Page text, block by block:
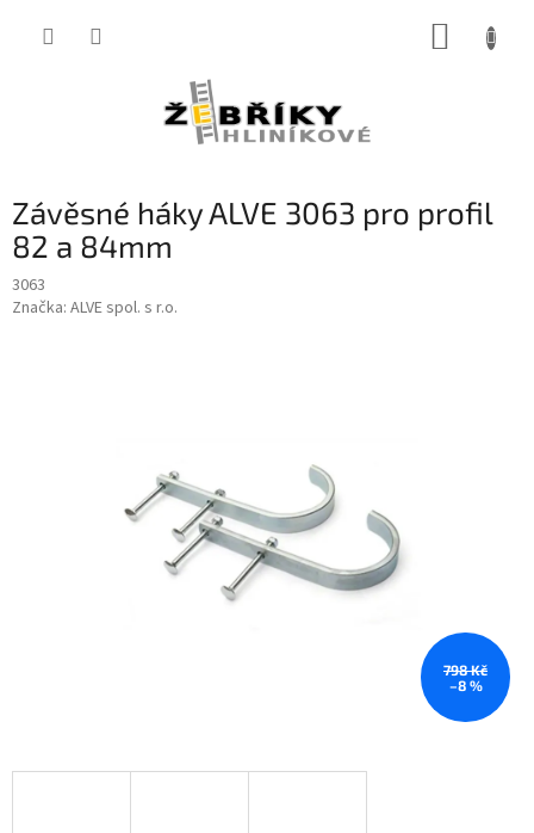
Závěsné háky ALVE 3063 pro profil
82 a 84mm
3063
Značka: ALVE spol. s r.o.
798 Kč
–8 %